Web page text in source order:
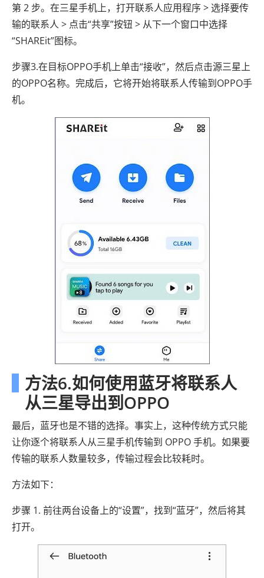
第 2 步。在三星手机上，打开联系人应用程序 > 选择要传
输的联系人 > 点击“共享”按钮 > 从下一个窗口中选择
“SHAREit”图标。
步骤3.在目标OPPO手机上单击“接收”，然后点击源三星上
的OPPO名称。完成后，它将开始将联系人传输到OPPO手
机。
方法6.如何使用蓝牙将联系人
从三星导出到OPPO
最后，蓝牙也是不错的选择。事实上，这种传统方式只能
让你逐个将联系人从三星手机传输到 OPPO 手机。如果要
传输的联系人数量较多，传输过程会比较耗时。
方法如下：
步骤 1. 前往两台设备上的“设置”，找到“蓝牙”，然后将其
打开。